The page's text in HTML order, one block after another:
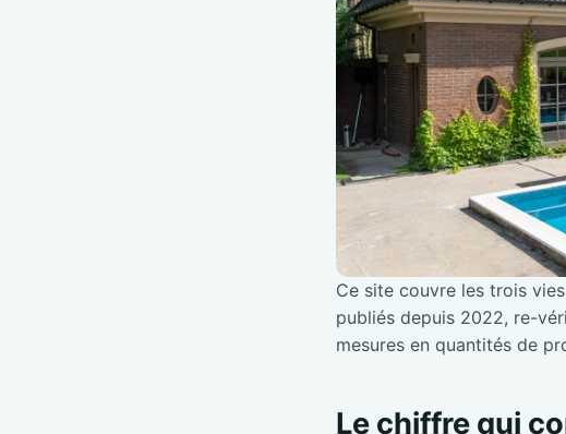
Ce site couvre les trois
publiés depuis 2022, re-
mesures en quantités de
Le chiffre qui